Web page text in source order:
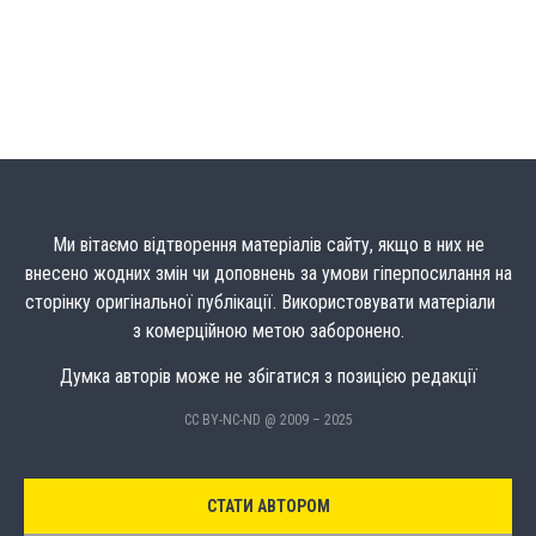
Ми вітаємо відтворення матеріалів сайту, якщо в них не
внесено жодних змін чи доповнень за умови гіперпосилання на
сторінку оригінальної публікації. Використовувати матеріали
з комерційною метою заборонено.
Думка авторів може не збігатися з позицією редакції
CC BY-NC-ND @ 2009 – 2025
СТАТИ АВТОРОМ